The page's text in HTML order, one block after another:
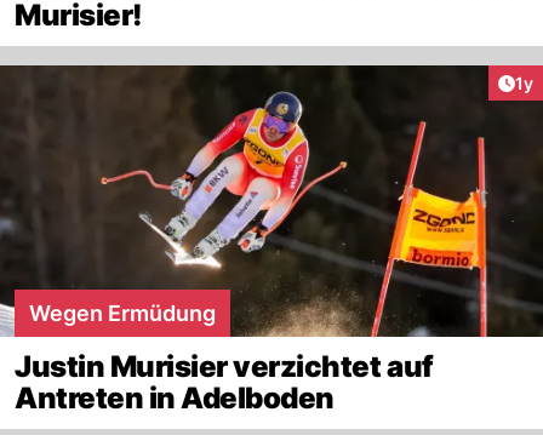
Murisier!
1y
Wegen Ermüdung
Justin Murisier verzichtet auf
Antreten in Adelboden